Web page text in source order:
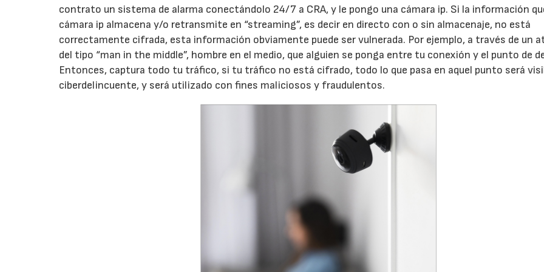
contrato un sistema de alarma conectándolo 24/7 a CRA, y le pongo una cámara ip. Si la información
cámara ip almacena y/o retransmite en “streaming”, es decir en directo con o sin almacenaje, no está
correctamente cifrada, esta información obviamente puede ser vulnerada. Por ejemplo, a través de un
del tipo “man in the middle”, hombre en el medio, que alguien se ponga entre tu conexión y el punto de
Entonces, captura todo tu tráfico, si tu tráfico no está cifrado, todo lo que pasa en aquel punto será
ciberdelincuente, y será utilizado con fines maliciosos y fraudulentos.